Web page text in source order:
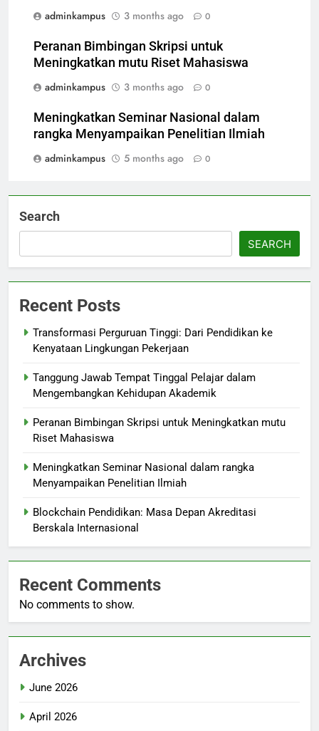
adminkampus
3 months ago 0
Peranan Bimbingan Skripsi untuk
Meningkatkan mutu Riset Mahasiswa
adminkampus
3 months ago 0
Meningkatkan Seminar Nasional dalam
rangka Menyampaikan Penelitian Ilmiah
adminkampus
5 months ago 0
Search
SEARCH
Recent Posts
Transformasi Perguruan Tinggi: Dari Pendidikan ke
Kenyataan Lingkungan Pekerjaan
Tanggung Jawab Tempat Tinggal Pelajar dalam
Mengembangkan Kehidupan Akademik
Peranan Bimbingan Skripsi untuk Meningkatkan mutu
Riset Mahasiswa
Meningkatkan Seminar Nasional dalam rangka
Menyampaikan Penelitian Ilmiah
Blockchain Pendidikan: Masa Depan Akreditasi
Berskala Internasional
Recent Comments
No comments to show.
Archives
June 2026
April 2026